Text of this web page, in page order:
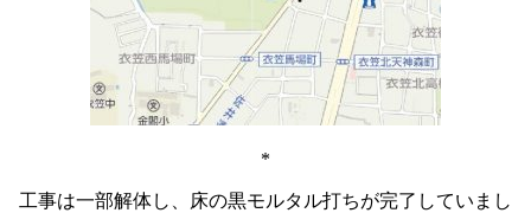
*
工事は一部解体し、床の黒モルタル打ちが完了していまし